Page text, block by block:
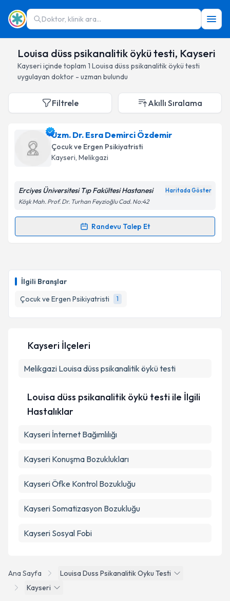
Doktor, klinik ara...
Louisa düss psikanalitik öykü testi, Kayseri
Kayseri içinde toplam 1 Louisa düss psikanalitik öykü testi
uygulayan doktor - uzman bulundu
İlgili Branşlar
Çocuk ve Ergen Psikiyatristi
1
Filtrele Akıllı Sıralama
Uzm. Dr. Esra Demirci Özdemir
Çocuk ve Ergen Psikiyatristi
Kayseri, Melikgazi
Erciyes Üniversitesi Tıp Fakültesi Hastanesi Haritada Göster
Köşk Mah. Prof. Dr. Turhan Feyzioğlu Cad. No:42
Randevu Talep Et
Randevu Takvimi Talebi
almanız için bir takvim hazırlandığında e-posta ile
bilgilendireceğiz.
E-posta Adresiniz
Kişisel verilerimin işlenmesine ilişkinAydınlatma
Ana Sayfa
Louisa Duss Psikanalitik Oyku Testi
Kayseri
Kayseri İlçeleri
Melikgazi Louisa düss psikanalitik öykü testi
Louisa düss psikanalitik öykü testi ile İlgili
Hastalıklar
Kayseri İnternet Bağımlılığı
Kayseri Konuşma Bozuklukları
Kayseri Öfke Kontrol Bozukluğu
Kayseri Somatizasyon Bozukluğu
Kayseri Sosyal Fobi